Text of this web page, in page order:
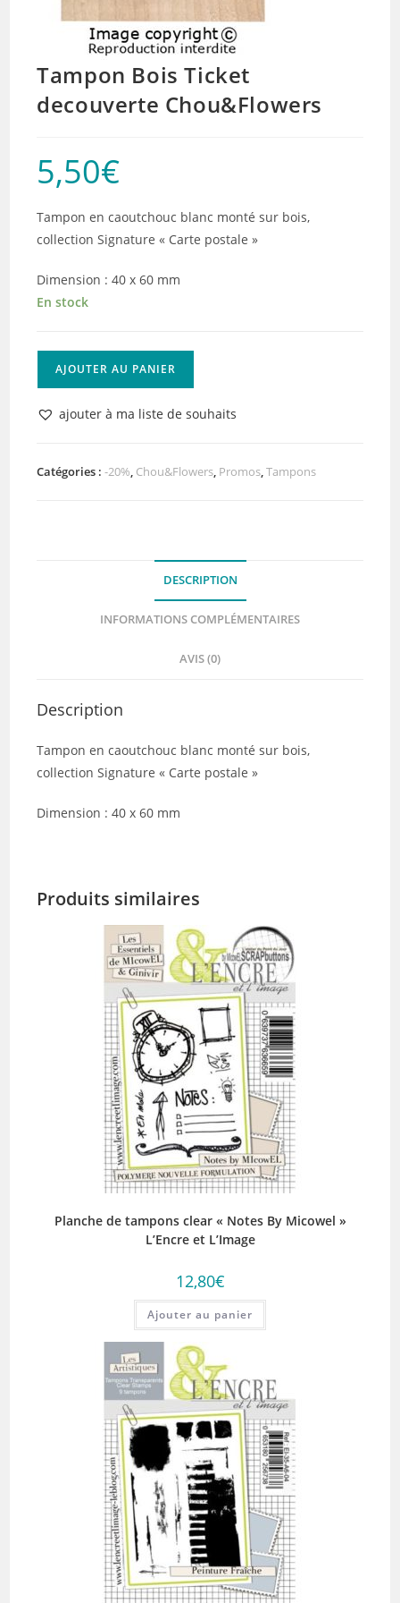
Tampon Bois Ticket
decouverte Chou&Flowers
5,50€
Tampon en caoutchouc blanc monté sur bois,
collection Signature « Carte postale »
Dimension : 40 x 60 mm
En stock
Tampon
decouverte
AJOUTER AU PANIER
ajouter à ma liste de souhaits
Catégories :-20%, Chou&Flowers, Promos,Tampons
DESCRIPTION
INFORMATIONS COMPLÉMENTAIRES
AVIS (0)
Description
Tampon en caoutchouc blanc monté sur bois,
collection Signature « Carte postale »
Dimension : 40 x 60 mm
Produits similaires
Planche de tampons clear « Notes By Micowel »
L’Encre et L’Image
12,80€
Ajouter au panier